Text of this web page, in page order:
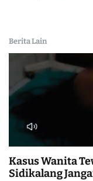
Berita Lain
Kasus Wanita
Sidikalang